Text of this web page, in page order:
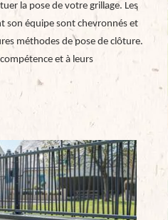
la pose de votre grillage. Les
son équipe sont chevronnés et
méthodes de pose de clôture.
et à leurs